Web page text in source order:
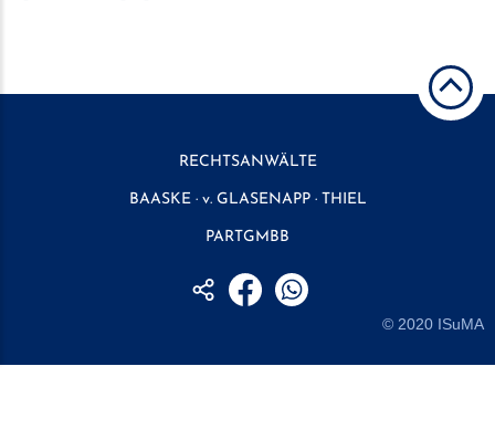
RECHTSANWÄLTE
BAASKE · v. GLASENAPP · THIEL
PARTGMBB
© 2020 ISuMA